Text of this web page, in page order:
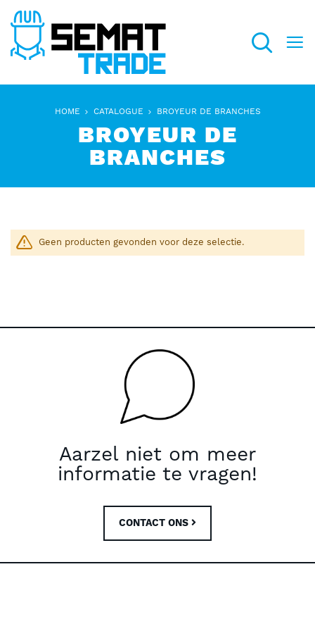
Search
HOME CATALOGUE BROYEUR DE BRANCHES
BROYEUR DE
BRANCHES
Geen producten gevonden voor deze selectie.
Aarzel niet om meer
informatie te vragen!
CONTACT ONS